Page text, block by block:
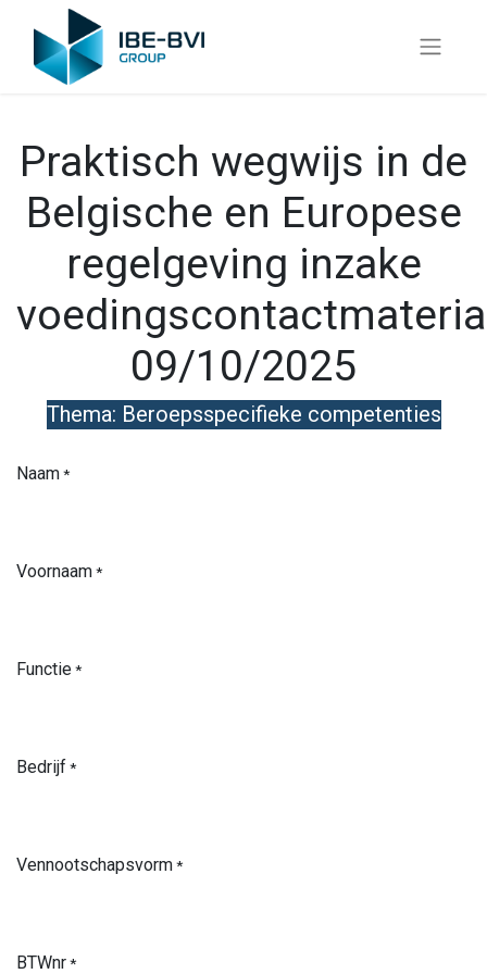
Praktisch wegwijs in de
Belgische en Europese
regelgeving inzake
09/10/2025
Thema: Beroepsspecifieke competenties
Naam*
Voornaam*
Functie*
Bedrijf*
Vennootschapsvorm*
BTWnr*